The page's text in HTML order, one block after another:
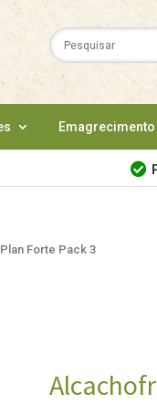
Emagrecimento
Forte Pack 3